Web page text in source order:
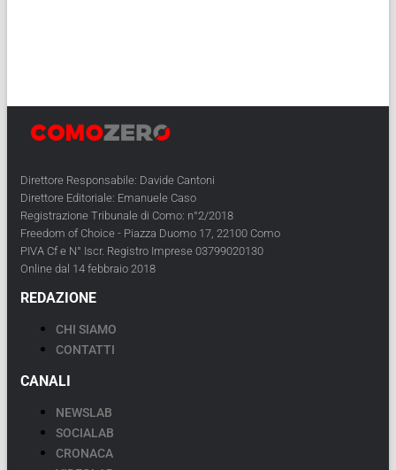
Direttore Responsabile: Davide Cantoni
Direttore Editoriale: Emanuele Caso
Registrazione Tribunale di Como: n°2/2018
Freedom of Choice - Piazza Duomo 17, 22100 Como
PIVA Cf e N° Iscr. Registro Imprese 03799020130
Online dal 14 febbraio 2018
REDAZIONE
CHI SIAMO
CONTATTI
CANALI
NEWSLAB
SOCIALAB
CRONACA